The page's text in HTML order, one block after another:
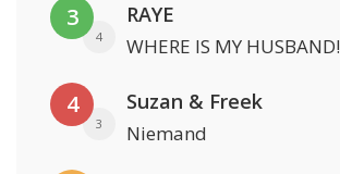
3
4
RAYE
WHERE IS MY HUSBAND!
4
3
Suzan & Freek
Niemand